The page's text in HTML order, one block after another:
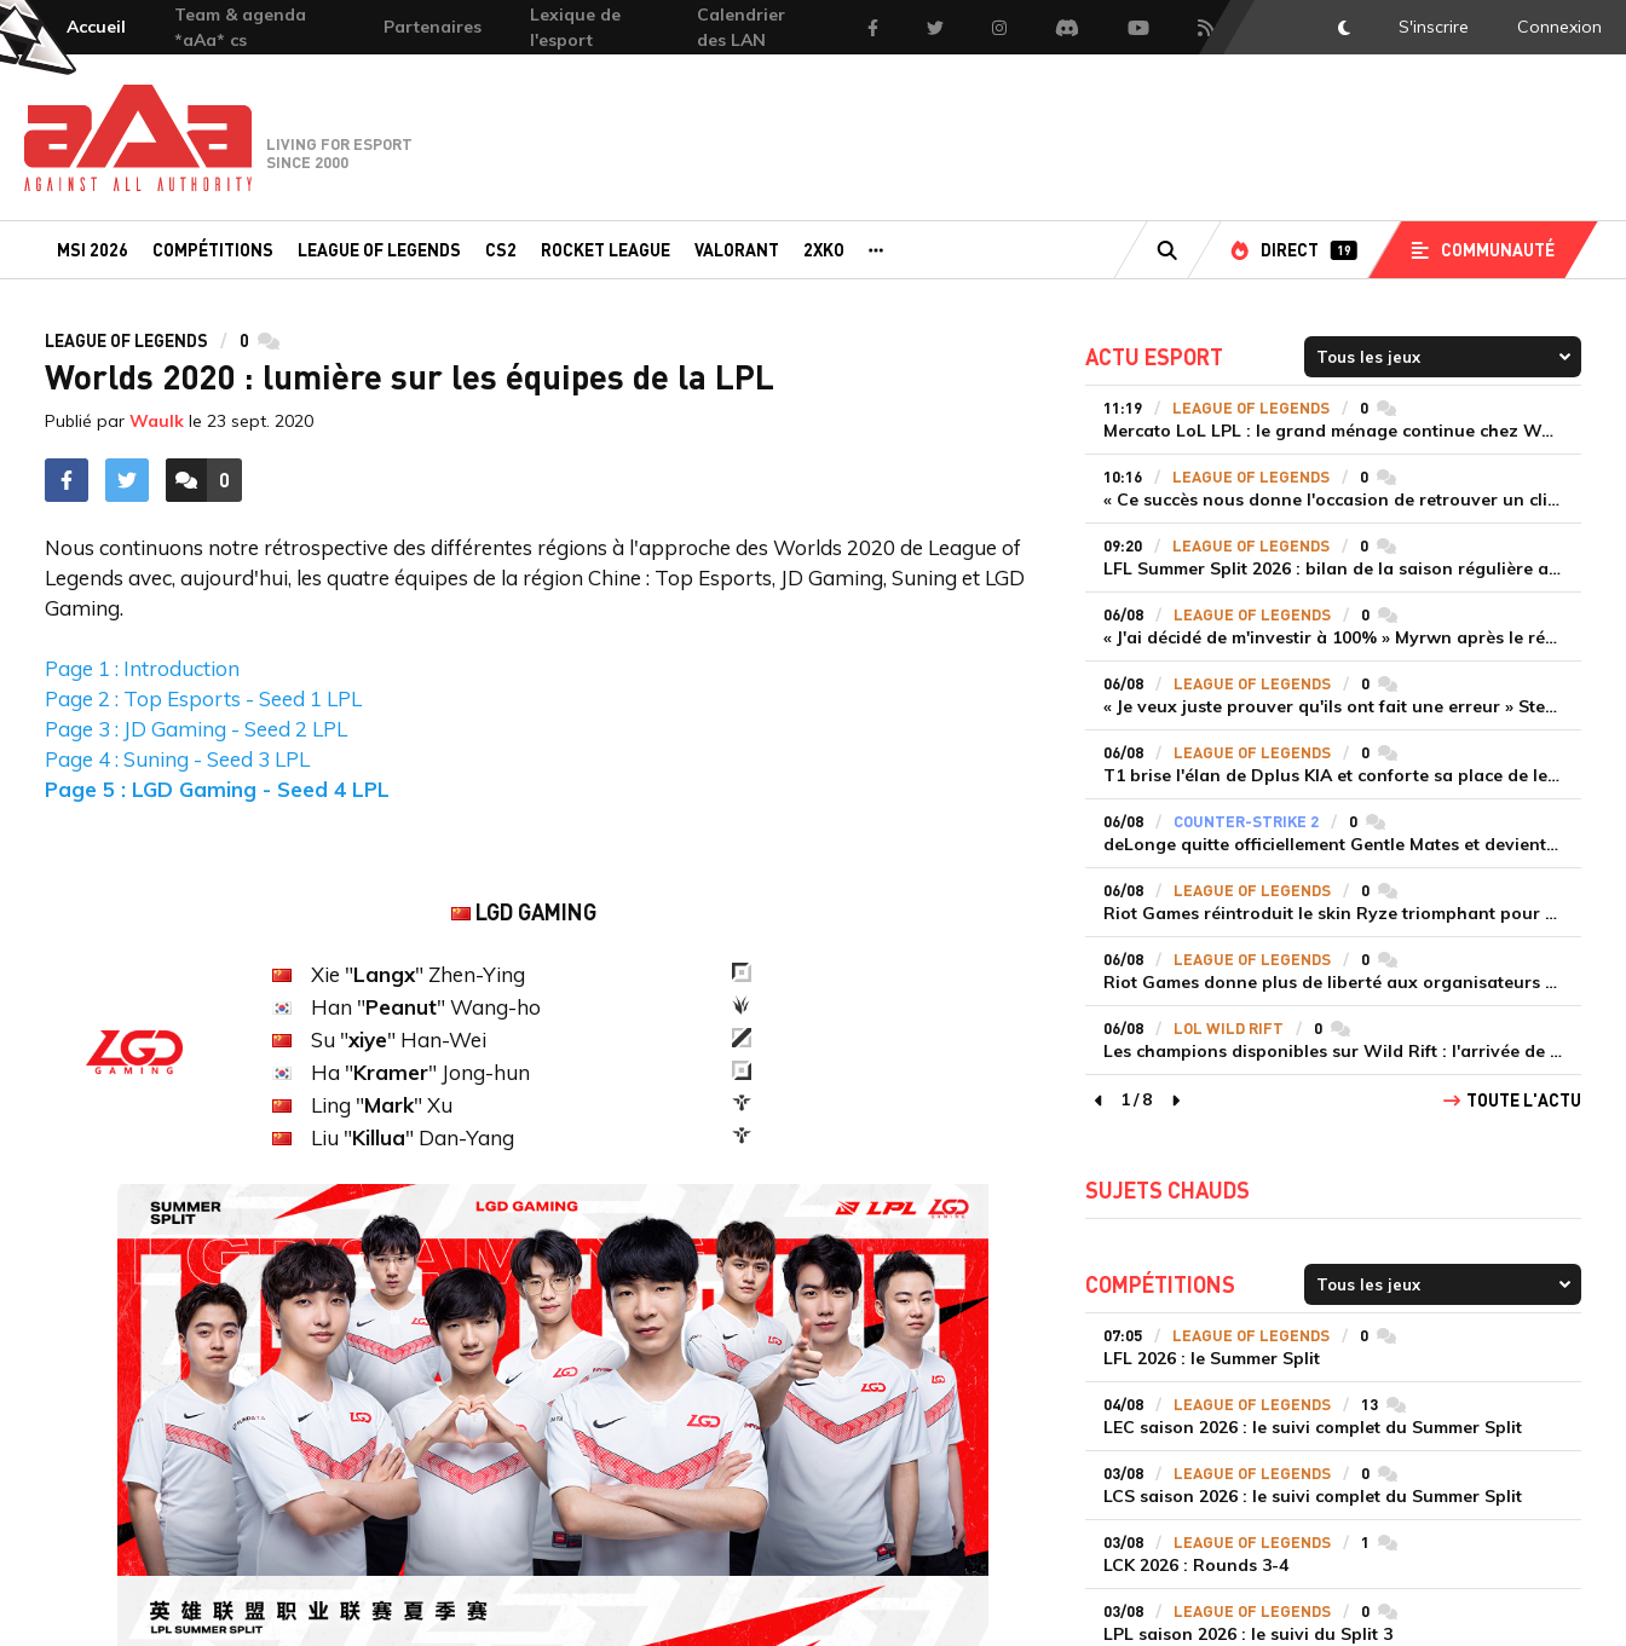
Accueil
Team & agenda
*aAa* cs
Partenaires
Lexique de
l'esport
Calendrier
des LAN
FacebookTwitter InstagramDiscord YoutubeFlux RSS DarkMode
S'inscrire Connexion
Team-aAa - against All authority
LIVING FOR ESPORT
SINCE 2000
MSI 2026 COMPÉTITIONS LEAGUE OF LEGENDS CS2 ROCKET LEAGUE VALORANT 2XKO
RECHERCHE
DIRECT 19 COMMUNAUTÉ
LEAGUE OF LEGENDS 0 commentaires
Worlds 2020 : lumière sur les équipes de la LPL
Publié par Waulk le 23 sept. 2020
ACCÉDER AUX
0
COMMENTAIRES
Nous continuons notre rétrospective des différentes régions à l'approche des Worlds 2020 de League of
Legends avec, aujourd'hui, les quatre équipes de la région Chine : Top Esports, JD Gaming, Suning et LGD
Gaming.
Page 1 : Introduction
Page 2 : Top Esports - Seed 1 LPL
Page 3 : JD Gaming - Seed 2 LPL
Page 4 : Suning - Seed 3 LPL
Page 5 : LGD Gaming - Seed 4 LPL
LGD GAMING
Xie "Langx" Zhen-Ying
Han "Peanut" Wang-ho
Su "xiye" Han-Wei
Ha "Kramer" Jong-hun
Ling "Mark" Xu
Liu "Killua" Dan-Yang
ACTU ESPORT
11:19 LEAGUE OF LEGENDS 0commentaires
Mercato LoL LPL : le grand ménage continue chez Weibo Gaming, Jiejie quitte le navire au profit de Xiaohao
10:16 LEAGUE OF LEGENDS 0commentaires
« Ce succès nous donne l'occasion de retrouver un climat beaucoup plus positif » Ryu et Canyon soulagés après la victoire de Gen.G sur HLE
09:20 LEAGUE OF LEGENDS 0commentaires
LFL Summer Split 2026 : bilan de la saison régulière avec Solary en tête
06/08 LEAGUE OF LEGENDS 0commentaires
« J'ai décidé de m'investir à 100% » Myrwn après le réveil de Movistar KOI face à Fnatic
06/08 LEAGUE OF LEGENDS 0commentaires
« Je veux juste prouver qu'ils ont fait une erreur » Stend se confie sur son mercato chaotique et ses ambitions avec Shifters
06/08 LEAGUE OF LEGENDS 0commentaires
T1 brise l'élan de Dplus KIA et conforte sa place de leader en LCK 2026 Rounds 3-4
06/08 COUNTER-STRIKE 2 0commentaires
deLonge quitte officiellement Gentle Mates et devient agent libre
06/08 LEAGUE OF LEGENDS 0commentaires
Riot Games réintroduit le skin Ryze triomphant pour récompenser la scène amateur
06/08 LEAGUE OF LEGENDS 0commentaires
Riot Games donne plus de liberté aux organisateurs de tournois locaux sur League of Legends
06/08 LOL WILD RIFT 0commentaires
Les champions disponibles sur Wild Rift : l'arrivée de Cho'Gath
page précédente
1/8
page suivante
TOUTE L'ACTU
SUJETS CHAUDS
COMPÉTITIONS
07:05 LEAGUE OF LEGENDS 0commentaires
LFL 2026 : le Summer Split
04/08 LEAGUE OF LEGENDS 13commentaires
LEC saison 2026 : le suivi complet du Summer Split
03/08 LEAGUE OF LEGENDS 0commentaires
LCS saison 2026 : le suivi complet du Summer Split
03/08 LEAGUE OF LEGENDS 1 commentaires
LCK 2026 : Rounds 3-4
03/08 LEAGUE OF LEGENDS 0commentaires
LPL saison 2026 : le suivi du Split 3